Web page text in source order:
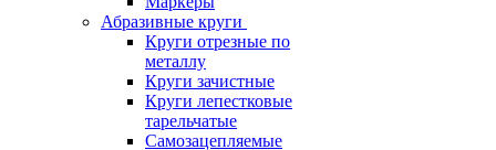
Абразивные круги
Круги отрезные по
металлу
Круги зачистные
Круги лепестковые
тарельчатые
Самозацепляемые